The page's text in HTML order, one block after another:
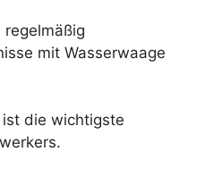
regelmäßig
mit Wasserwaage
die wichtigste